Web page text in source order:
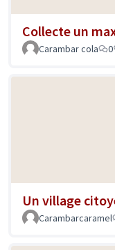
Collecte un
Carambar cola
0
Un village
Carambarcaramel